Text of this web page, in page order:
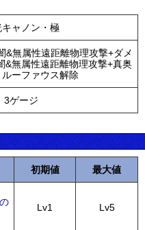
キャノン・極
&無属性遠距離物理攻撃+ダメ
&無属性遠距離物理攻撃+真奥
ーファウス解除
3ゲージ
初期値 最大値
Lv1 Lv5